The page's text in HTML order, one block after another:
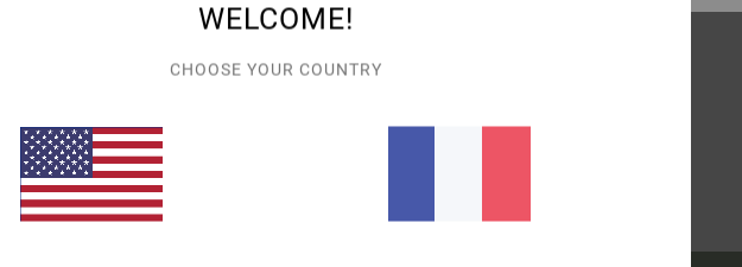
WELCOME!
CHOOSE YOUR COUNTRY